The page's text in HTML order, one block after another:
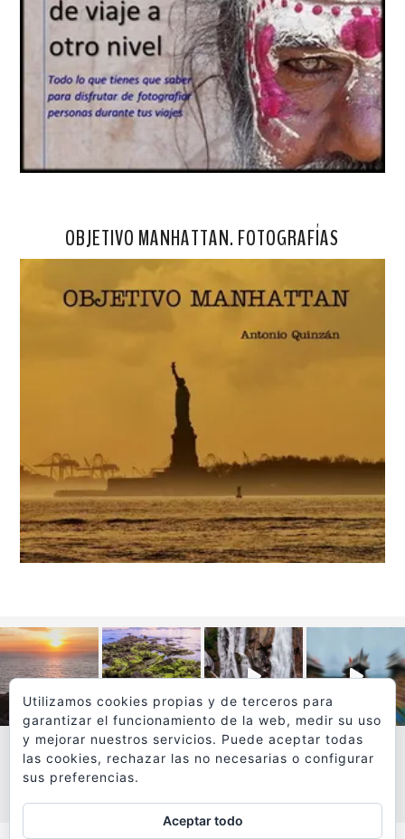
OBJETIVO MANHATTAN. FOTOGRAFÍAS
VER MÁS
Utilizamos cookies propias y de terceros para
garantizar el funcionamiento de la web, medir su uso
y mejorar nuestros servicios. Puede aceptar todas
las cookies, rechazar las no necesarias o configurar
sus preferencias.
Aceptar todo